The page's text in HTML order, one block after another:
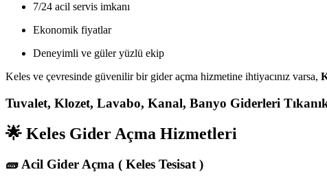
7/24 acil servis imkanı
Ekonomik fiyatlar
Deneyimli ve güler yüzlü ekip
Keles ve çevresinde güvenilir bir gider açma hizmetine ihtiyacınız varsa,
Tuvalet, Klozet, Lavabo, Kanal, Banyo Giderleri
🌟 Keles Gider Açma Hizmetleri
🧱 Acil Gider Açma ( Keles Tesisat )